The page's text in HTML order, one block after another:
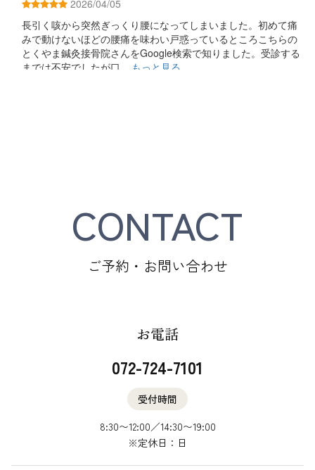
CONTACT
ご予約・お問い合わせ
お電話
072-724-7101
受付時間
8:30〜12:00／14:30〜19:00
​​​​​​​※定休日：日